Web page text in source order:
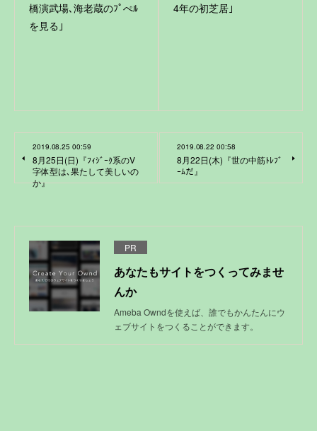
橋演武場､海老蔵のﾌﾟぺﾙ
を見る｣
4年の初芝居｣
2019.08.25 00:59
8月25日(日)『ﾌｨｼﾞｰｸ系のV
字体型は､果たして美しいの
か』
2019.08.22 00:58
8月22日(木)『世の中筋ﾄﾚﾌﾞ
ｰﾑだ』
PR
あなたもサイトをつくってみませ
んか
Ameba Owndを使えば、誰でもかんたんにウ
ェブサイトをつくることができます。